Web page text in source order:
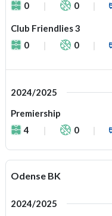
0
0
Club Friendlies 3
0
0
2024/2025
Premiership
4
0
Odense BK
2024/2025